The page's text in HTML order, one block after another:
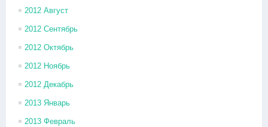
2012 Август
2012 Сентябрь
2012 Октябрь
2012 Ноябрь
2012 Декабрь
2013 Январь
2013 Февраль